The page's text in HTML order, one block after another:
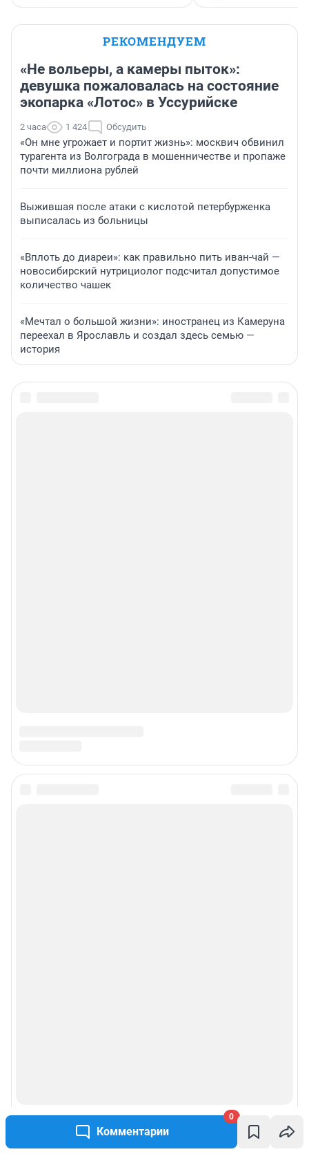
Комментарии
0
РЕКОМЕНДУЕМ
«Не вольеры, а камеры пыток»:
девушка пожаловалась на состояние
экопарка «Лотос» в Уссурийске
2 часа 1 424 Обсудить
«Он мне угрожает и портит жизнь»: москвич обвинил
турагента из Волгограда в мошенничестве и пропаже
почти миллиона рублей
Выжившая после атаки с кислотой петербурженка
выписалась из больницы
«Вплоть до диареи»: как правильно пить иван-чай —
новосибирский нутрициолог подсчитал допустимое
количество чашек
«Мечтал о большой жизни»: иностранец из Камеруна
переехал в Ярославль и создал здесь семью —
история